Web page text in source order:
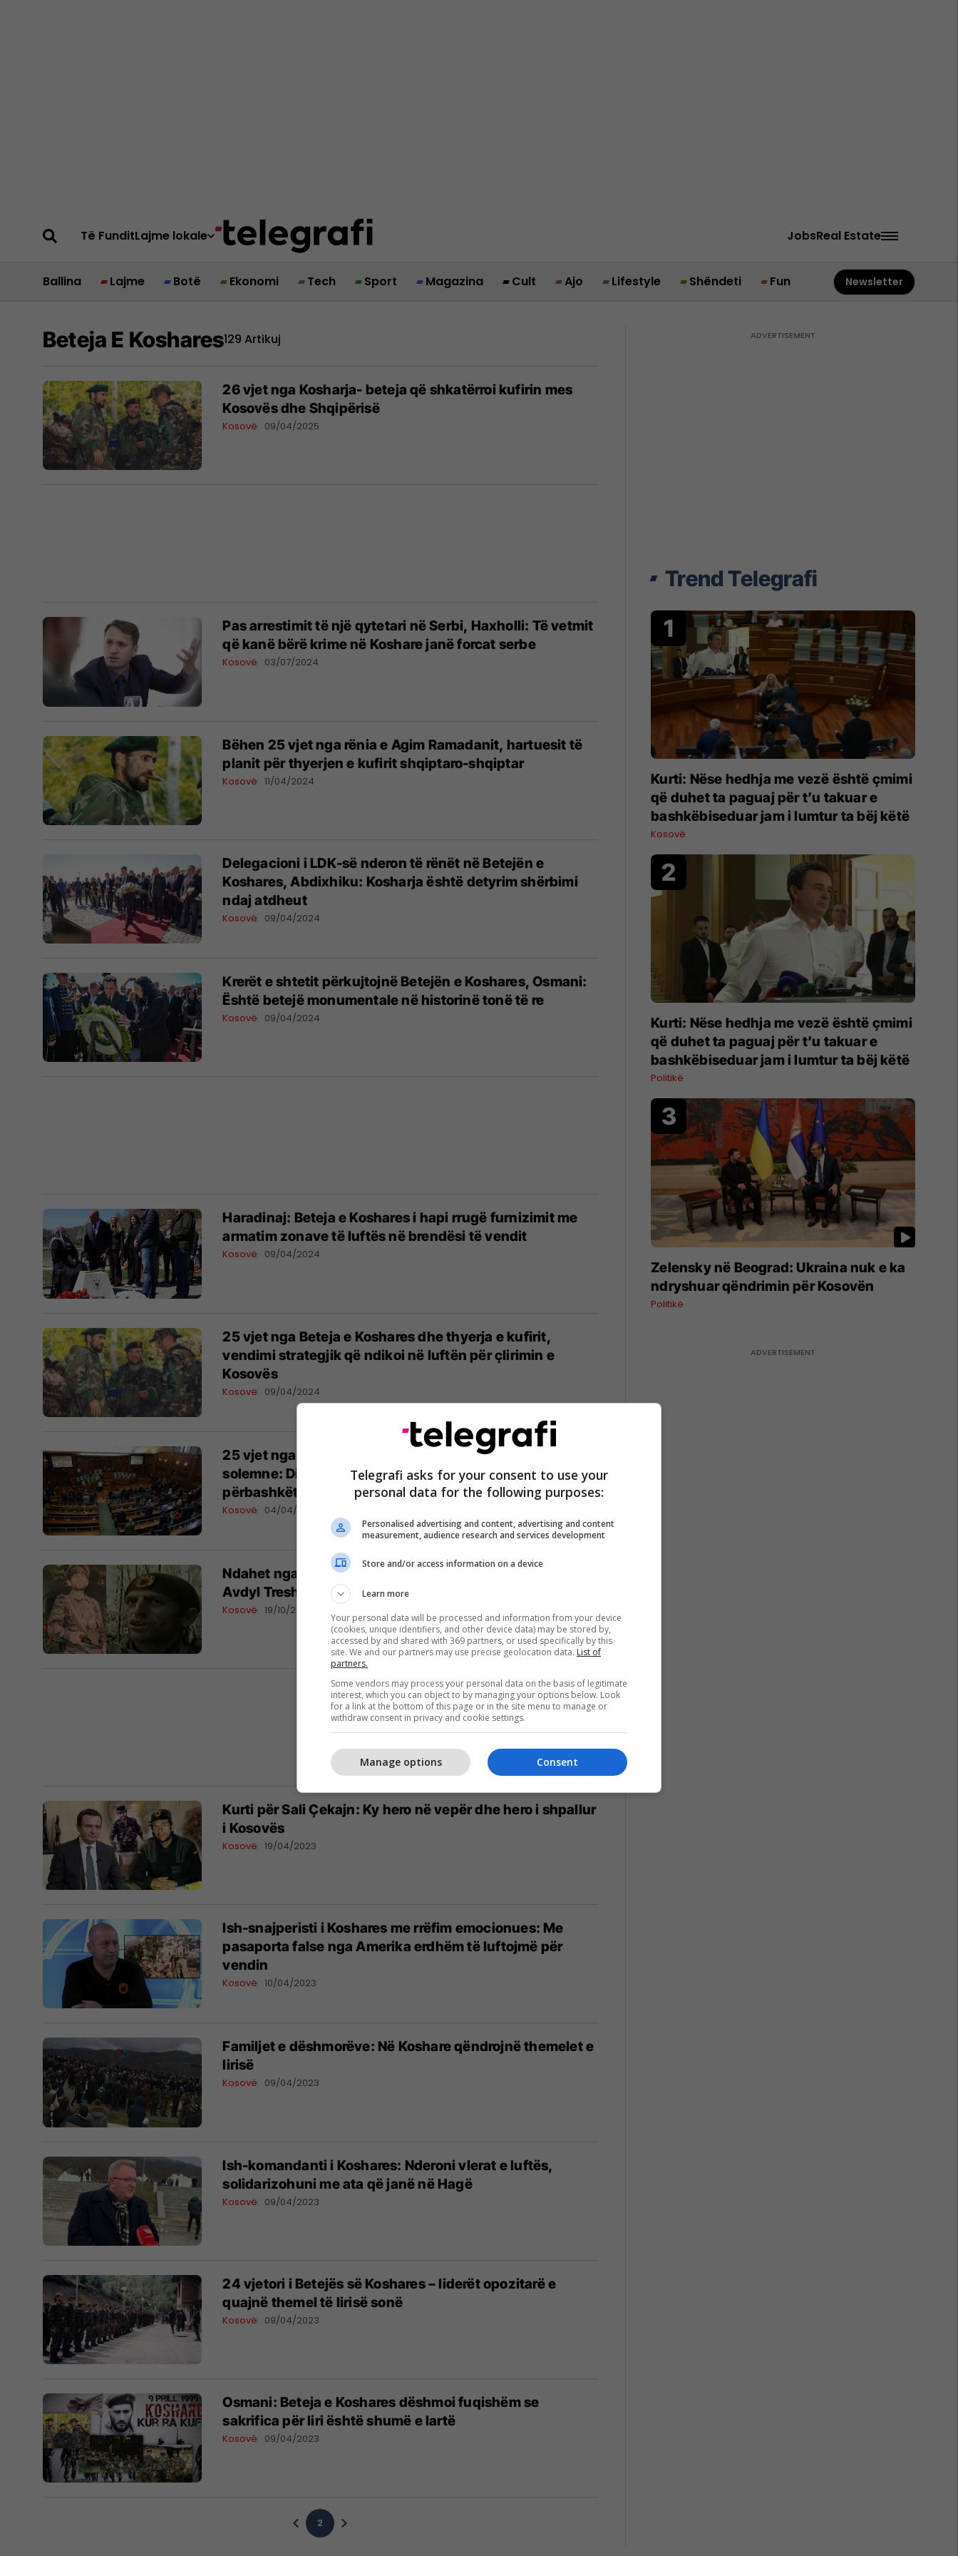
Të FunditLajme lokale JobsReal Estate
Ballina Lajme Botë Ekonomi Tech Sport Magazina Cult Ajo Lifestyle Shëndeti Fun Newsletter
Beteja E Koshares129 Artikuj
26 vjet nga Kosharja- beteja që shkatërroi kufirin mes
Kosovës dhe Shqipërisë
Kosovë 09/04/2025
Pas arrestimit të një qytetari në Serbi, Haxholli: Të vetmit
që kanë bërë krime në Koshare janë forcat serbe
Kosovë 03/07/2024
​Bëhen 25 vjet nga rënia e Agim Ramadanit, hartuesit të
planit për thyerjen e kufirit shqiptaro-shqiptar
Kosovë 11/04/2024
Delegacioni i LDK-së nderon të rënët në Betejën e
Koshares, Abdixhiku: Kosharja është detyrim shërbimi
ndaj atdheut
Kosovë 09/04/2024
​Krerët e shtetit përkujtojnë Betejën e Koshares, Osmani:
Është betejë monumentale në historinë tonë të re
Kosovë 09/04/2024
Haradinaj: Beteja e Koshares i hapi rrugë furnizimit me
armatim zonave të luftës në brendësi të vendit
Kosovë 09/04/2024
25 vjet nga Beteja e Koshares dhe thyerja e kufirit,
vendimi strategjik që ndikoi në luftën për çlirimin e
Kosovës
Kosovë 09/04/2024
25 vjet nga Beteja e Koshares - Kuvendi me seancë
solemne: Ditëm të mobilizohemi të gjithë në një front të
përbashkët
Kosovë 04/04/2024
Ndahet nga jeta luftëtari i Betejës së Koshares, tropojani
Avdyl Treshnjeva
Kosovë 19/10/2023
​Kurti për Sali Çekajn: Ky hero në vepër dhe hero i shpallur
i Kosovës
Kosovë 19/04/2023
Ish-snajperisti i Koshares me rrëfim emocionues: Me
pasaporta false nga Amerika erdhëm të luftojmë për
vendin
Kosovë 10/04/2023
Familjet e dëshmorëve: Në Koshare qëndrojnë themelet e
lirisë
Kosovë 09/04/2023
Ish-komandanti i Koshares: Nderoni vlerat e luftës,
solidarizohuni me ata që janë në Hagë
Kosovë 09/04/2023
24 vjetori i Betejës së Koshares – liderët opozitarë e
quajnë themel të lirisë sonë
Kosovë 09/04/2023
Osmani: Beteja e Koshares dëshmoi fuqishëm se
sakrifica për liri është shumë e lartë
Kosovë 09/04/2023
2
Trend Telegrafi
Kurti: Nëse hedhja me vezë është çmimi
që duhet ta paguaj për t’u takuar e
bashkëbiseduar jam i lumtur ta bëj këtë
Kosovë
Kurti: Nëse hedhja me vezë është çmimi
që duhet ta paguaj për t’u takuar e
bashkëbiseduar jam i lumtur ta bëj këtë
Politikë
Zelensky në Beograd: Ukraina nuk e ka
ndryshuar qëndrimin për Kosovën
Politikë
Telegrafi asks for your consent to use your
personal data for the following purposes:
Personalised advertising and content, advertising and content
measurement, audience research and services development
Store and/or access information on a device
Learn more
Your personal data will be processed and information from your device
(cookies, unique identifiers, and other device data) may be stored by,
accessed by and shared with 369 partners, or used specifically by this
site. We and our partners may use precise geolocation data. List of
partners.
Some vendors may process your personal data on the basis of legitimate
interest, which you can object to by managing your options below. Look
for a link at the bottom of this page or in the site menu to manage or
withdraw consent in privacy and cookie settings.
Consent
Manage options